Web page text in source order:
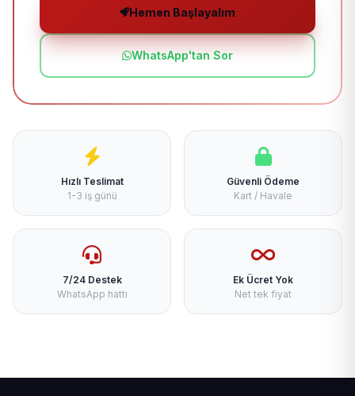
Hemen Başlayalım
WhatsApp'tan Sor
Hızlı Teslimat
1-3 iş günü
Güvenli Ödeme
Kart / Havale
7/24 Destek
WhatsApp hattı
Ek Ücret Yok
Net tek fiyat